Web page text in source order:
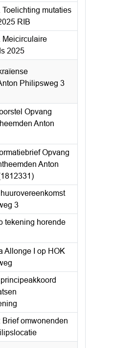
Toelichting mutaties
RIB
Meicirculaire
2025
Philipsweg 3
Opvang
Anton
Opvang
Anton
3
tekening horende
Allonge I op HOK
Brief omwonenden